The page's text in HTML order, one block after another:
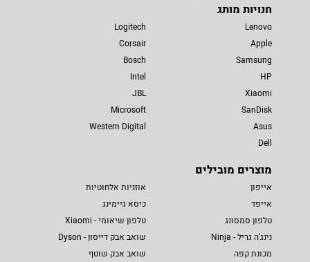
חנויות מותג
Lenovo
Apple
Samsung
HP
Xiaomi
SanDisk
Asus
Dell
Logitech
Corsair
Bosch
Intel
JBL
Microsoft
Western Digital
מוצרים מובילים
אייפון
אייפד
טלפון סמסונג
נינג'ה גריל - Ninja
מכונת קפה
אוזניות אלחוטיות
כיסא גיימינג
טלפון שיאומי - Xiaomi
שואב אבק דייסון - Dyson
שואב אבק שוטף